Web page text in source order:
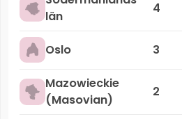
län
4
Oslo 3
Mazowieckie
(Masovian)
2